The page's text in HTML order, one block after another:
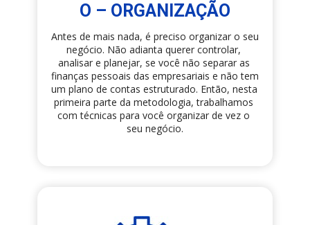
O – ORGANIZAÇÃO
Antes de mais nada, é preciso organizar o seu
negócio. Não adianta querer controlar,
analisar e planejar, se você não separar as
finanças pessoais das empresariais e não tem
um plano de contas estruturado. Então, nesta
primeira parte da metodologia, trabalhamos
com técnicas para você organizar de vez o
seu negócio.